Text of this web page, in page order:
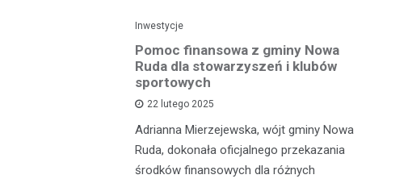
Inwestycje
Pomoc finansowa z gminy Nowa
Ruda dla stowarzyszeń i klubów
sportowych
22 lutego 2025
Adrianna Mierzejewska, wójt gminy Nowa
Ruda, dokonała oficjalnego przekazania
środków finansowych dla różnych